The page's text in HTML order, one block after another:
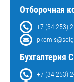
Отборочная
+7 (34 253)
Бухгалтерия
+7 (34 253)